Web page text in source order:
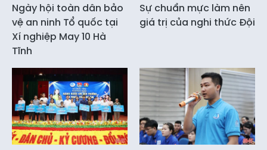
Ngày hội toàn dân bảo
vệ an ninh Tổ quốc tại
Xí nghiệp May 10 Hà
Tĩnh
Sự chuẩn mực làm nên
giá trị của nghi thức Đội